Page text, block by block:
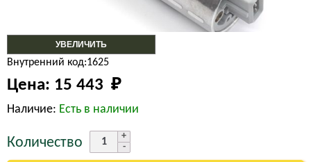
УВЕЛИЧИТЬ
Внутренний код:1625
Цена: 15 443 ₽
Наличие: Есть в наличии
Количество